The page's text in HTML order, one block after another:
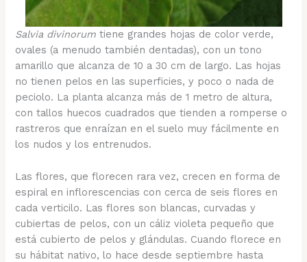
Salvia divinorum tiene grandes hojas de color verde,
ovales (a menudo también dentadas), con un tono
amarillo que alcanza de 10 a 30 cm de largo. Las hojas
no tienen pelos en las superficies, y poco o nada de
peciolo. La planta alcanza más de 1 metro de altura,
con tallos huecos cuadrados que tienden a romperse o
rastreros que enraízan en el suelo muy fácilmente en
los nudos y los entrenudos.
Las flores, que florecen rara vez, crecen en forma de
espiral en inflorescencias con cerca de seis flores en
cada verticilo. Las flores son blancas, curvadas y
cubiertas de pelos, con un cáliz violeta pequeño que
está cubierto de pelos y glándulas. Cuando florece en
su hábitat nativo, lo hace desde septiembre hasta